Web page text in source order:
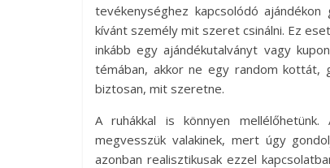
tevékenységhez kapcsolódó
kívánt személy mit szeret csinálni. Ez
inkább egy ajándékutalványt vagy
témában, akkor ne egy random kottát,
biztosan, mit szeretne.
A ruhákkal is könnyen
megvesszük valakinek, mert úgy
azonban realisztikusak ezzel